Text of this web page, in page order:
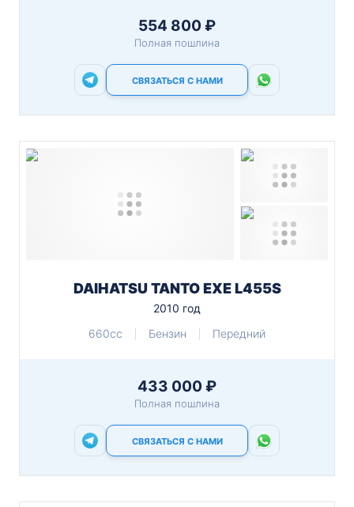
554 800 ₽
Полная пошлина
СВЯЗАТЬСЯ С НАМИ
DAIHATSU TANTO EXE L455S
2010 год
660cc
Бензин Передний
433 000 ₽
Полная пошлина
СВЯЗАТЬСЯ С НАМИ